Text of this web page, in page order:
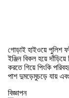
গোড়াই হাইওয়ে পুলিশ
ইঞ্জিন বিকল হয়ে
করতে গিয়ে পিংকি
পাশ দুমড়েমুচড়ে যায়
বিজ্ঞাপন